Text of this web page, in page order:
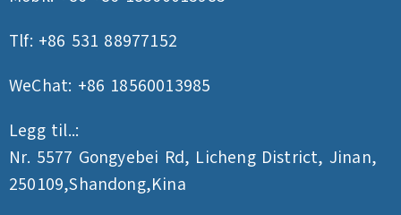
Tlf: +86 531 88977152
WeChat: +86 18560013985
Legg til..:
Nr. 5577 Gongyebei Rd, Licheng District, Jinan,
250109,Shandong,Kina